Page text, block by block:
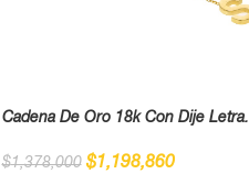
Cadena De Oro 18k Con Dije Letra.
$1,378,000 $1,198,860